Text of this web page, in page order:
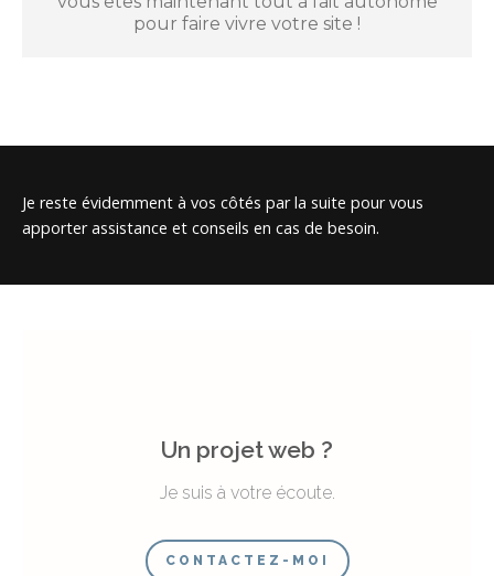
pour faire vivre votre site !
Je reste évidemment à vos côtés par la suite pour vous
apporter assistance et conseils en cas de besoin.
Un projet web ?
Je suis à votre écoute.
CONTACTEZ-MOI